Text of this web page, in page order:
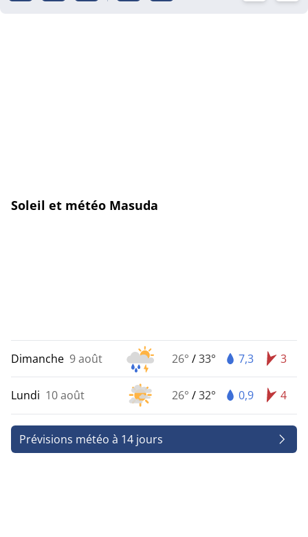
Soleil et météo Masuda
Dimanche 9 août 26° /33° 7,3 3
Lundi 10 août 26° /32° 0,9 4
Prévisions météo à 14 jours